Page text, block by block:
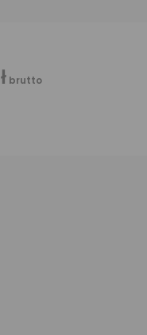
brutto